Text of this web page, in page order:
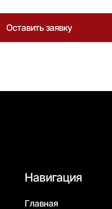
Оставить заявку
Навигация
Главная